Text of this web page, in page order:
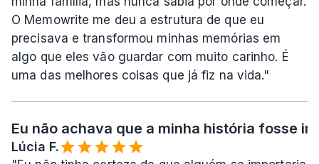
O Memowrite me deu a estrutura de que eu
precisava e transformou minhas memórias em
algo que eles vão guardar com muito carinho. É
uma das melhores coisas que já fiz na vida."
Eu não achava que a minha história fosse
Lúcia F.